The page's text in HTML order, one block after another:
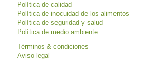
Política de calidad
Política de inocuidad de los alimentos
Política de seguridad y salud
Política de medio ambiente
Términos & condiciones
Aviso legal